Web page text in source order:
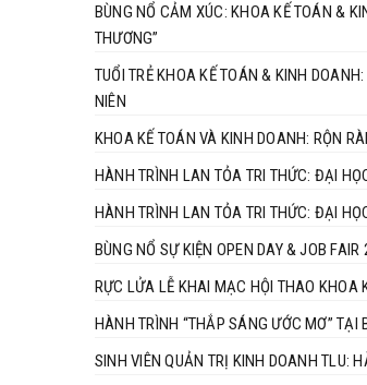
BÙNG NỔ CẢM XÚC: KHOA KẾ TOÁN &
THƯƠNG”
TUỔI TRẺ KHOA KẾ TOÁN & KINH
NIÊN
KHOA KẾ TOÁN VÀ KINH DOANH: RỘN
HÀNH TRÌNH LAN TỎA TRI THỨC: ĐẠI
HÀNH TRÌNH LAN TỎA TRI THỨC: ĐẠI
BÙNG NỔ SỰ KIỆN OPEN DAY & JOB
RỰC LỬA LỄ KHAI MẠC HỘI THAO KHOA
HÀNH TRÌNH “THẮP SÁNG ƯỚC MƠ” TẠI
SINH VIÊN QUẢN TRỊ KINH DOANH TLU: